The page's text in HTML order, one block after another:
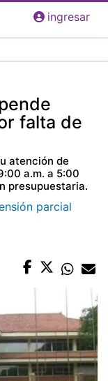
ingresar
falta de
atención de
a.m. a 5:00
presupuestaria.
parcial